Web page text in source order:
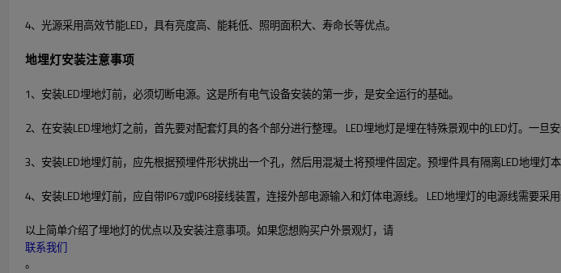
4、光源采用高效节能LED，具有亮度高、能耗低、照明面积大、寿命长等优点。
地埋灯安装注意事项
1、安装LED埋地灯前，必须切断电源。这是所有电气设备安装的第一步，是安全运行的基础。
2、在安装LED埋地灯之前，首先要对配套灯具的各个部分进行整理。 LED埋地灯是埋在特殊景观中的LED灯。一
3、安装LED地埋灯前，应先根据预埋件形状挑出一个孔，然后用混凝土将预埋件固定。预埋件具有隔离LED地埋灯
4、安装LED地埋灯前，应自带IP67或IP68接线装置，连接外部电源输入和灯体电源线。 LED地埋灯的电源线需要采
以上简单介绍了埋地灯的优点以及安装注意事项。如果您想购买户外景观灯，请
联系我们
。